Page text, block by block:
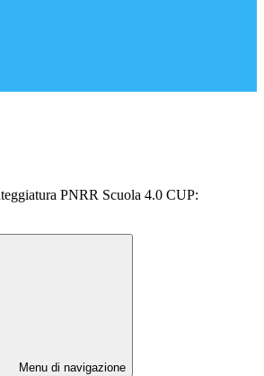
PNRR Scuola 4.0 CUP:
Menu di navigazione